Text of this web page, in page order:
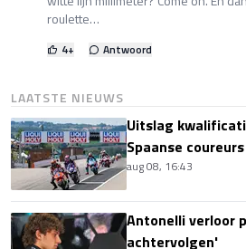
roulette…
4+ Antwoord
LAATSTE NIEUWS
Uitslag
Spaanse
aug 08, 16:43
Antonelli verloor
achtervolgen'